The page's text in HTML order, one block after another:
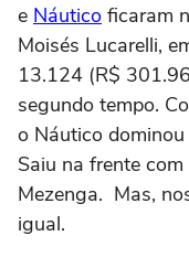
e Náutico ficaram
Moisés Lucarelli,
13.124 (R$
segundo tempo.
o Náutico
Saiu na frente
Mezenga. Mas,
igual.